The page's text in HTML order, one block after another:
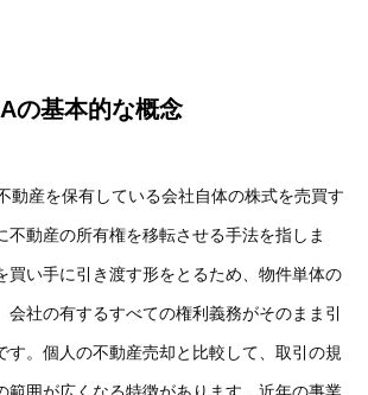
の基本的な概念
動産を保有している会社自体の株式を売買す
不動産の所有権を移転させる手法を指しま
買い手に引き渡す形をとるため、物件単体の
会社の有するすべての権利義務がそのまま引
す。個人の不動産売却と比較して、取引の規